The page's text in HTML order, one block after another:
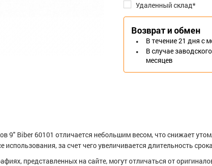
Удаленный склад*
Возврат и обмен
В течение 21 дня с
В случае
месяцев
9" Biber 60101 отличается небольшим весом, что снижает
за счет чего увеличивается длительность
представленных на сайте, могут отличаться от